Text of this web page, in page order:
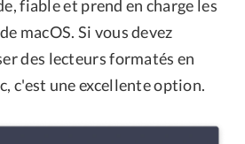
fiable et prend en charge les
macOS. Si vous devez
des lecteurs formatés en
c'est une excellente option.